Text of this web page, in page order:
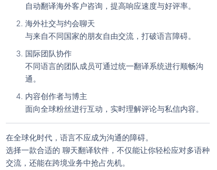
自动翻译海外客户咨询，提高响应速度与好评率。
海外社交与约会聊天
与来自不同国家的朋友自由交流，打破语言障碍。
国际团队协作
不同语言的团队成员可通过统一翻译系统进行顺畅沟
通。
内容创作者与博主
面向全球粉丝进行互动，实时理解评论与私信内容。
在全球化时代，语言不应成为沟通的障碍。
选择一款合适的 聊天翻译软件 ，不仅能让你轻松应对多语种
交流，还能在跨境业务中抢占先机。
欢迎使用 KT智能拓客翻译（控
天智能拓客）
使用前，请联系客服 开通后台。